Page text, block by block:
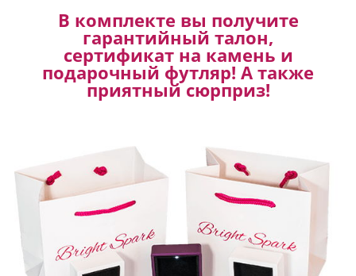
В комплекте вы получите
гарантийный талон,
сертификат на камень и
подарочный футляр! А также
приятный сюрприз!